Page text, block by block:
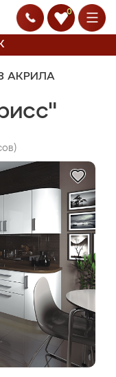
0
АКРИЛА